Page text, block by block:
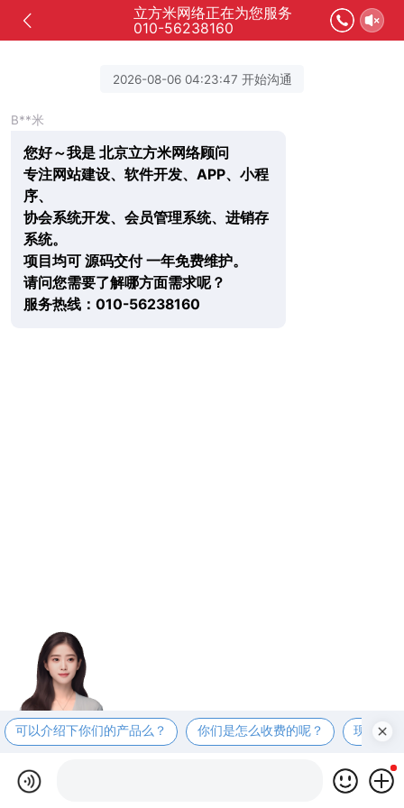
立方米网络正在为您服务
010-56238160
2026-08-06 04:23:47 开始沟通
B**米
您好～我是 北京立方米网络顾问
专注网站建设、软件开发、APP、小程
序、
协会系统开发、会员管理系统、进销存
系统。
项目均可 源码交付 一年免费维护。
请问您需要了解哪方面需求呢？
服务热线：010-56238160
可以介绍下你们的产品么？ 你们是怎么收费的呢？ 现在有